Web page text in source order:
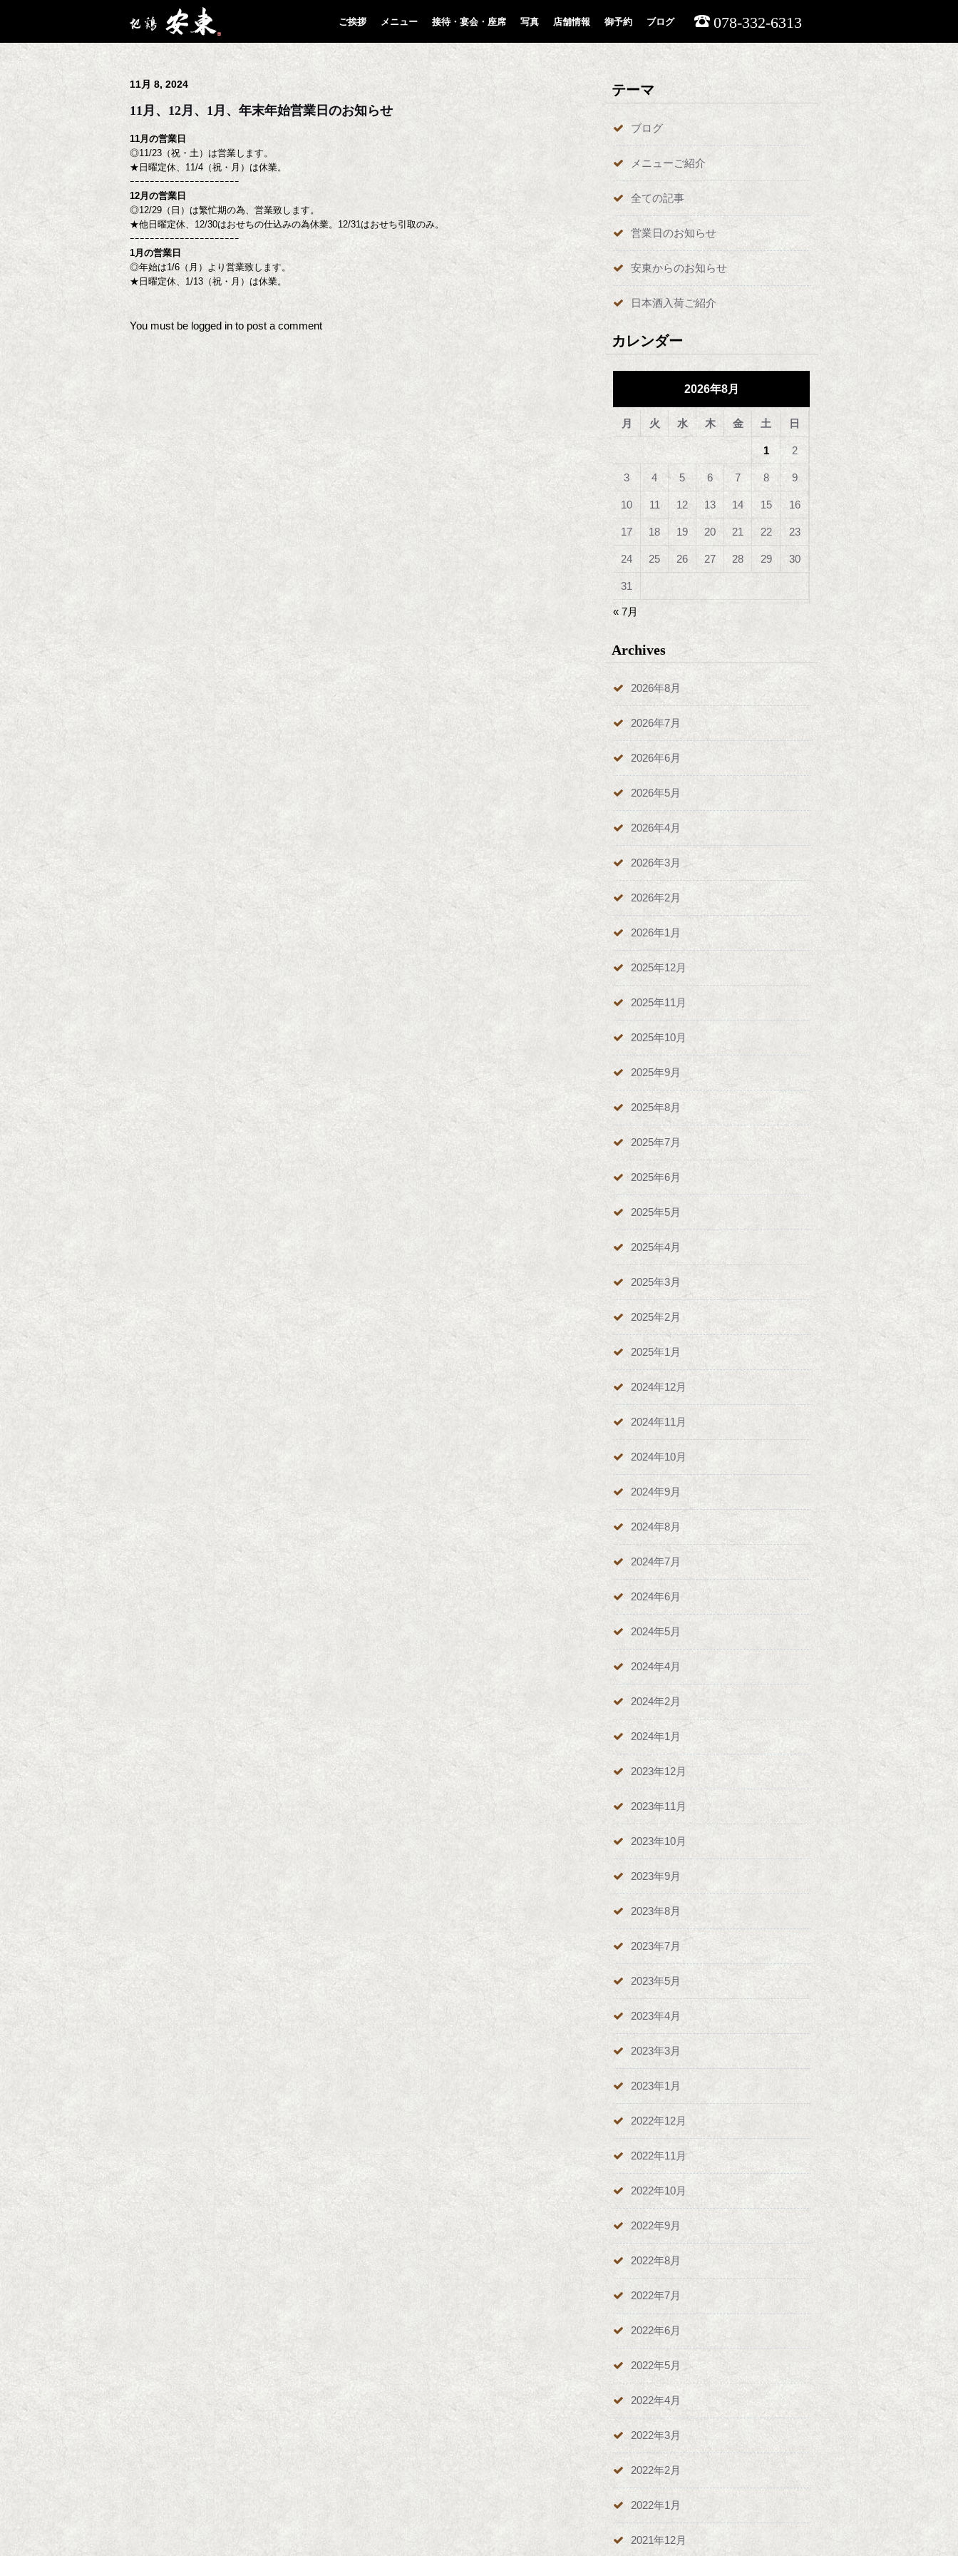
ご挨拶 メニュー 接待・宴会・座席 写真 店舗情報 御予約 ブログ 078-332-6313
11月 8, 2024
11月、12月、1月、年末年始営業日のお知らせ
11月の営業日
◎11/23（祝・土）は営業します。
★日曜定休、11/4（祝・月）は休業。
ｰｰｰｰｰｰｰｰｰｰｰｰｰｰｰｰｰｰｰｰｰｰ
12月の営業日
◎12/29（日）は繁忙期の為、営業致します。
★他日曜定休、12/30はおせちの仕込みの為休業。12/31はおせち引取のみ。
ｰｰｰｰｰｰｰｰｰｰｰｰｰｰｰｰｰｰｰｰｰｰ
1月の営業日
◎年始は1/6（月）より営業致します。
★日曜定休、1/13（祝・月）は休業。
You must be logged in to post a comment
テーマ
ブログ
メニューご紹介
全ての記事
営業日のお知らせ
安東からのお知らせ
日本酒入荷ご紹介
カレンダー
2026年8月
月 火 水 木 金 土 日
1 2
3 4 5 6 7 8 9
10 11 12 13 14 15 16
17 18 19 20 21 22 23
24 25 26 27 28 29 30
31
« 7月
Archives
2026年8月
2026年7月
2026年6月
2026年5月
2026年4月
2026年3月
2026年2月
2026年1月
2025年12月
2025年11月
2025年10月
2025年9月
2025年8月
2025年7月
2025年6月
2025年5月
2025年4月
2025年3月
2025年2月
2025年1月
2024年12月
2024年11月
2024年10月
2024年9月
2024年8月
2024年7月
2024年6月
2024年5月
2024年4月
2024年2月
2024年1月
2023年12月
2023年11月
2023年10月
2023年9月
2023年8月
2023年7月
2023年5月
2023年4月
2023年3月
2023年1月
2022年12月
2022年11月
2022年10月
2022年9月
2022年8月
2022年7月
2022年6月
2022年5月
2022年4月
2022年3月
2022年2月
2022年1月
2021年12月